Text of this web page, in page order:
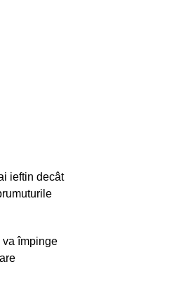
ieftin decât
va împinge